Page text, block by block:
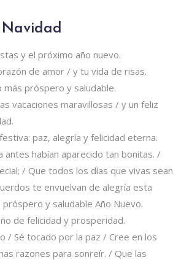
y el próximo año nuevo.
de amor / y tu vida de risas.
más próspero y saludable.
vacaciones maravillosas / y un feliz
paz, alegría y felicidad eterna.
antes habían aparecido tan bonitas. /
/ Que todos los días que vivas sean
te envuelvan de alegría esta
y saludable Año Nuevo.
de felicidad y prosperidad.
/ Sé tocado por la paz / Cree en los
razones para sonreír. / Que las